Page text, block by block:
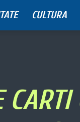
CULTURA
CARTI